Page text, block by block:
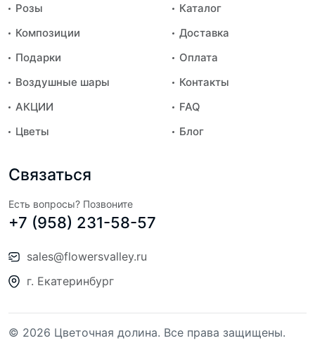
Розы
Композиции
Подарки
Воздушные шары
АКЦИИ
Цветы
Каталог
Доставка
Оплата
Контакты
FAQ
Блог
Связаться
Есть вопросы? Позвоните
+7 (958) 231-58-57
sales@flowersvalley.ru
г. Екатеринбург
© 2026 Цветочная долина. Все права защищены.